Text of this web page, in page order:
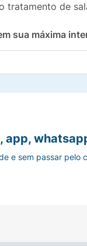
tratamento de
sua máxima
tecnologia
nutrição
a
de cada fio.
app,
e sem passar pelo